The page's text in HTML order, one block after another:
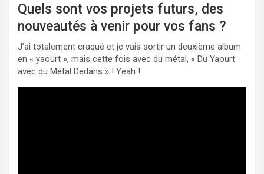
Quels sont vos projets futurs, des
nouveautés à venir pour vos fans ?
J’ai totalement craqué et je vais sortir un deuxième album
en « yaourt », mais cette fois avec du métal, « Du Yaourt
avec du Métal Dedans » ! Yeah !